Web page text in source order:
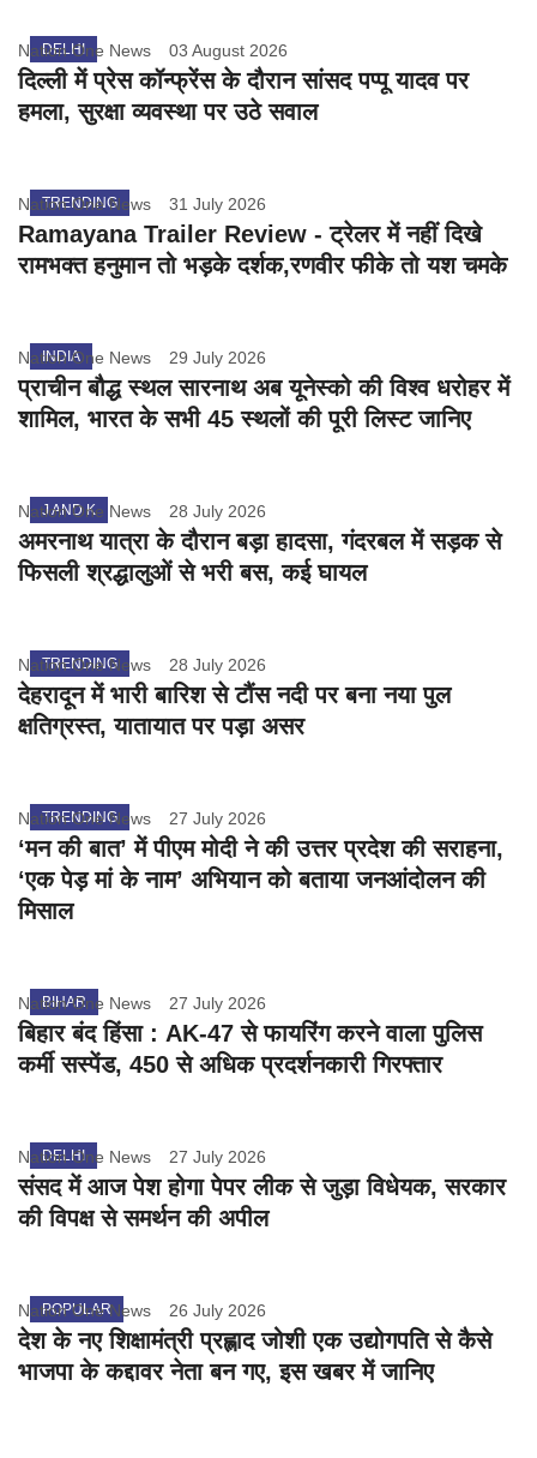
DELHI
Nation One News 03 August 2026
दिल्ली में प्रेस कॉन्फ्रेंस के दौरान सांसद पप्पू यादव पर
हमला, सुरक्षा व्यवस्था पर उठे सवाल
TRENDING
Nation One News 31 July 2026
Ramayana Trailer Review - ट्रेलर में नहीं दिखे
रामभक्त हनुमान तो भड़के दर्शक,रणवीर फीके तो यश चमके
INDIA
Nation One News 29 July 2026
प्राचीन बौद्ध स्थल सारनाथ अब यूनेस्को की विश्व धरोहर में
शामिल, भारत के सभी 45 स्थलों की पूरी लिस्ट जानिए
J AND K
Nation One News 28 July 2026
अमरनाथ यात्रा के दौरान बड़ा हादसा, गंदरबल में सड़क से
फिसली श्रद्धालुओं से भरी बस, कई घायल
TRENDING
Nation One News 28 July 2026
देहरादून में भारी बारिश से टौंस नदी पर बना नया पुल
क्षतिग्रस्त, यातायात पर पड़ा असर
TRENDING
Nation One News 27 July 2026
‘मन की बात’ में पीएम मोदी ने की उत्तर प्रदेश की सराहना,
‘एक पेड़ मां के नाम’ अभियान को बताया जनआंदोलन की
मिसाल
BIHAR
Nation One News 27 July 2026
बिहार बंद हिंसा : AK-47 से फायरिंग करने वाला पुलिस
कर्मी सस्पेंड, 450 से अधिक प्रदर्शनकारी गिरफ्तार
DELHI
Nation One News 27 July 2026
संसद में आज पेश होगा पेपर लीक से जुड़ा विधेयक, सरकार
की विपक्ष से समर्थन की अपील
POPULAR
Nation One News 26 July 2026
देश के नए शिक्षामंत्री प्रह्लाद जोशी एक उद्योगपति से कैसे
भाजपा के कद्दावर नेता बन गए, इस खबर में जानिए